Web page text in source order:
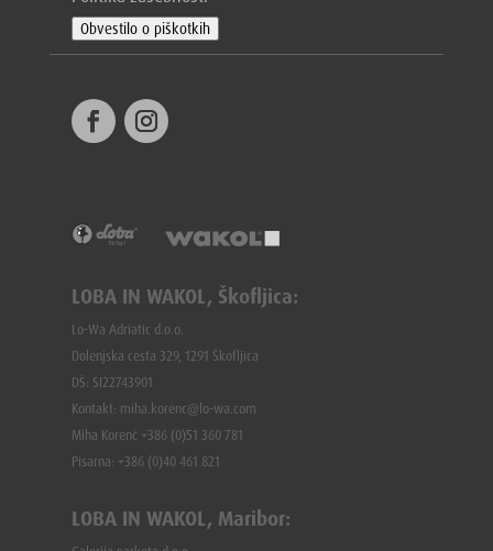
Obvestilo o piškotkih
LOBA IN WAKOL, Škofljica:
Lo-Wa Adriatic d.o.o.
Dolenjska cesta 329, 1291 Škofljica
DŠ: SI22743901
Kontakt: miha.korenc@lo-wa.com
Miha Korenč +386 (0)51 360 781
Pisarna: +386 (0)40 461 821
LOBA IN WAKOL, Maribor: